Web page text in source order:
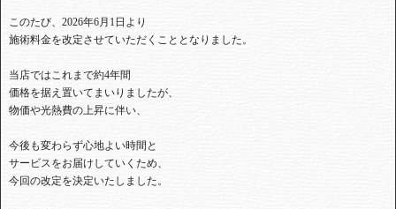
このたび、2026年6月1日より
施術料金を改定させていただくこととなりました。
当店ではこれまで約4年間
価格を据え置いてまいりましたが、
物価や光熱費の上昇に伴い、
今後も変わらず心地よい時間と
サービスをお届けしていくため、
今回の改定を決定いたしました。